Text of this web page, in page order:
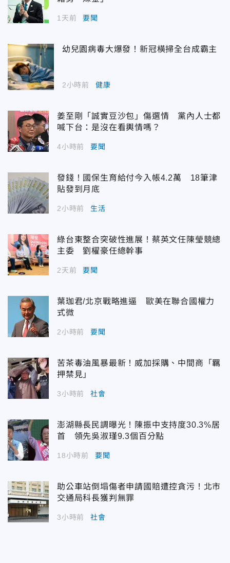
1天前 要聞
幼兒園病毒大爆發！新冠橫掃全台成霸主
2小時前 健康
姜至剛「誠實豆沙包」傷選情 黨內人士都
喊下台：是沒在看輿情嗎？
4小時前 要聞
發錢！國保生育給付今入帳4.2萬 18筆津
貼發到月底
2小時前 生活
綠台東整合突破性進展！蔡英文任陳瑩競總
主委 劉櫂豪任總幹事
2天前 要聞
葉珈君/北京戰略進逼 歐美在聯合國權力
式微
2小時前 要聞
苦茶毒油風暴最新！威加採購、中間商「羈
押禁見」
3小時前 社會
澎湖縣長民調曝光！陳振中支持度30.3%居
首 領先吳淑瑾9.3個百分點
18小時前 要聞
助公車站倒塌傷者申請國賠遭控貪污！北市
交通局科長獲判無罪
3小時前 社會